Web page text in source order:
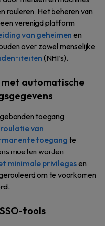
rouleren. Het beheren van
verenigd platform
van geheimenen
over zowel menselijke
(NHI’s).
automatische
toegang
roulatie van
toegang te
moeten worden
minimale privilegesen
om te voorkomen
tools